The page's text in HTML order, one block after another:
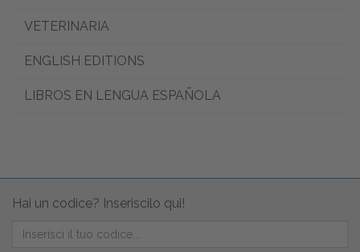
VETERINARIA
ENGLISH EDITIONS
LIBROS EN LENGUA ESPAÑOLA
Hai un codice? Inseriscilo qui!